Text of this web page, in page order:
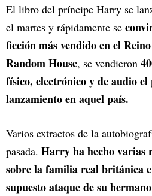
El libro del príncipe Harry se
el martes y rápidamente se
ficción más vendido en el
Random House, se vendieron
físico, electrónico y de audio
lanzamiento en aquel país.
Varios extractos de la
pasada. Harry ha hecho varias
sobre la familia real británica
supuesto ataque de su